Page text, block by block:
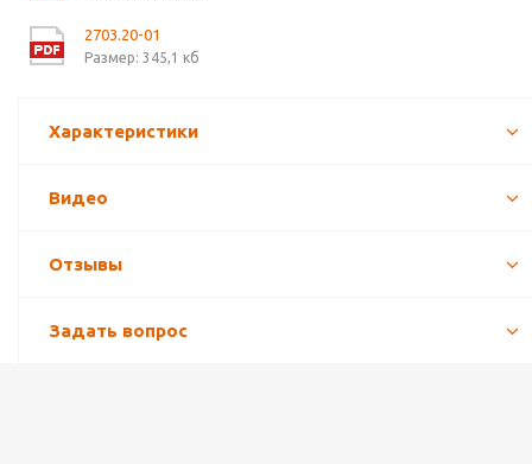
2703.20-01
Размер: 345,1 кб
Характеристики
Видео
Отзывы
Задать вопрос